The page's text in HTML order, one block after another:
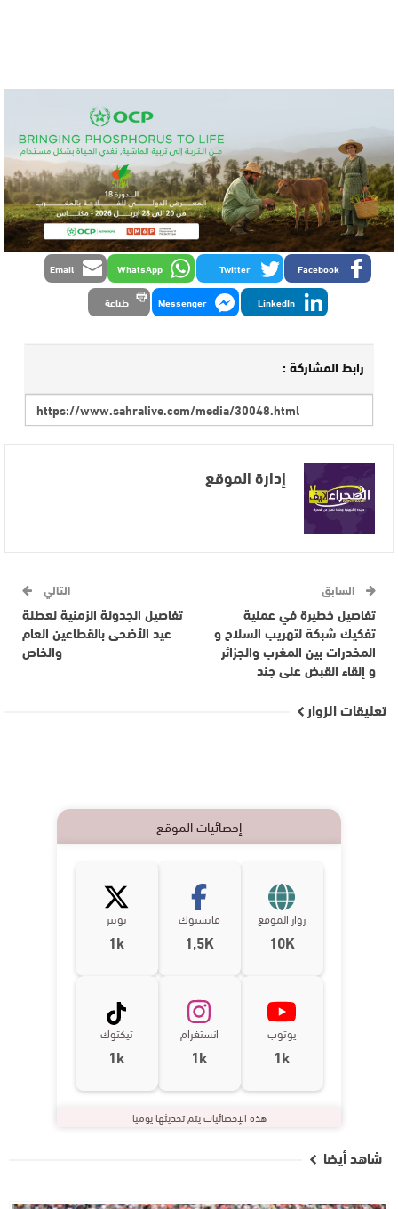
Facebook
Twitter
WhatsApp
Email
LinkedIn
Messenger طباعة
رابط المشاركة :
إدارة الموقع
السابق
تفاصيل خطيرة في عملية
تفكيك شبكة لتهريب السلاح و
المخدرات بين المغرب والجزائر
و إلقاء القبض على جند
التالي
تفاصيل الجدولة الزمنية لعطلة
عيد الأضحى بالقطاعين العام
والخاص
تعليقات الزوار
إحصائيات الموقع
زوار الموقع
10K
فايسبوك
1,5K
تويتر
1k
يوتوب
1k
انستغرام
1k
تيكتوك
1k
هذه الإحصائيات يتم تحديثها يوميا
شاهد أيضا